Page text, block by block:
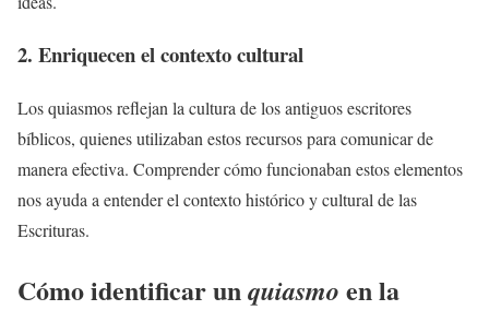
2. Enriquecen el contexto cultural
Los quiasmos reflejan la cultura de los antiguos escritores
bíblicos, quienes utilizaban estos recursos para comunicar de
manera efectiva. Comprender cómo funcionaban estos elementos
nos ayuda a entender el contexto histórico y cultural de las
Escrituras.
Cómo identificar unquiasmo en la